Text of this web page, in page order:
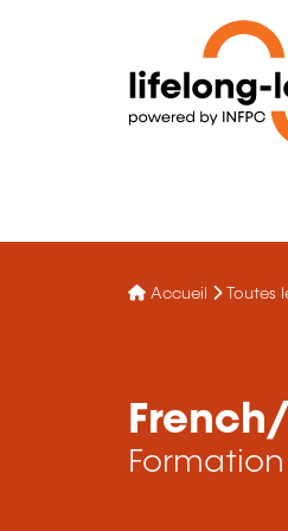
Accueil Toutes